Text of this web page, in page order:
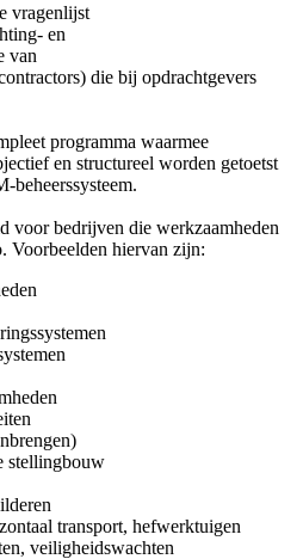
vragenlijst
en
van
die bij opdrachtgevers
programma waarmee
en structureel worden getoetst
beheerssysteem.
voor bedrijven die werkzaamheden
Voorbeelden hiervan zijn:
stellingbouw
transport, hefwerktuigen
veiligheidswachten